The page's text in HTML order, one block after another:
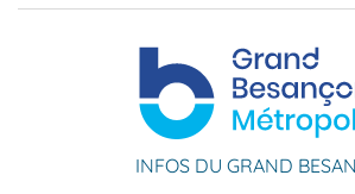
INFOS DU GRAND